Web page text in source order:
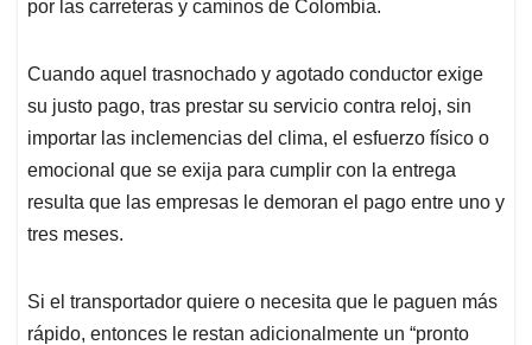
por las carreteras y caminos de Colombia.
Cuando aquel trasnochado y agotado conductor exige
su justo pago, tras prestar su servicio contra reloj, sin
importar las inclemencias del clima, el esfuerzo físico o
emocional que se exija para cumplir con la entrega
resulta que las empresas le demoran el pago entre uno y
tres meses.
Si el transportador quiere o necesita que le paguen más
rápido, entonces le restan adicionalmente un “pronto